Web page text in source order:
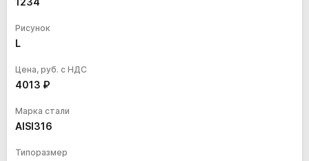
Рисунок
L
Цена, руб. с НДС
4013 ₽
Марка стали
AISI316
Типоразмер